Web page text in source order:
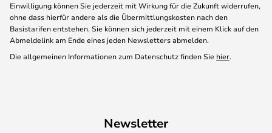
Einwilligung können Sie jederzeit mit Wirkung für die Zukunft widerrufen,
ohne dass hierfür andere als die Übermittlungskosten nach den
Basistarifen entstehen. Sie können sich jederzeit mit einem Klick auf den
Abmeldelink am Ende eines jeden Newsletters abmelden.
Die allgemeinen Informationen zum Datenschutz finden Sie hier.
Newsletter